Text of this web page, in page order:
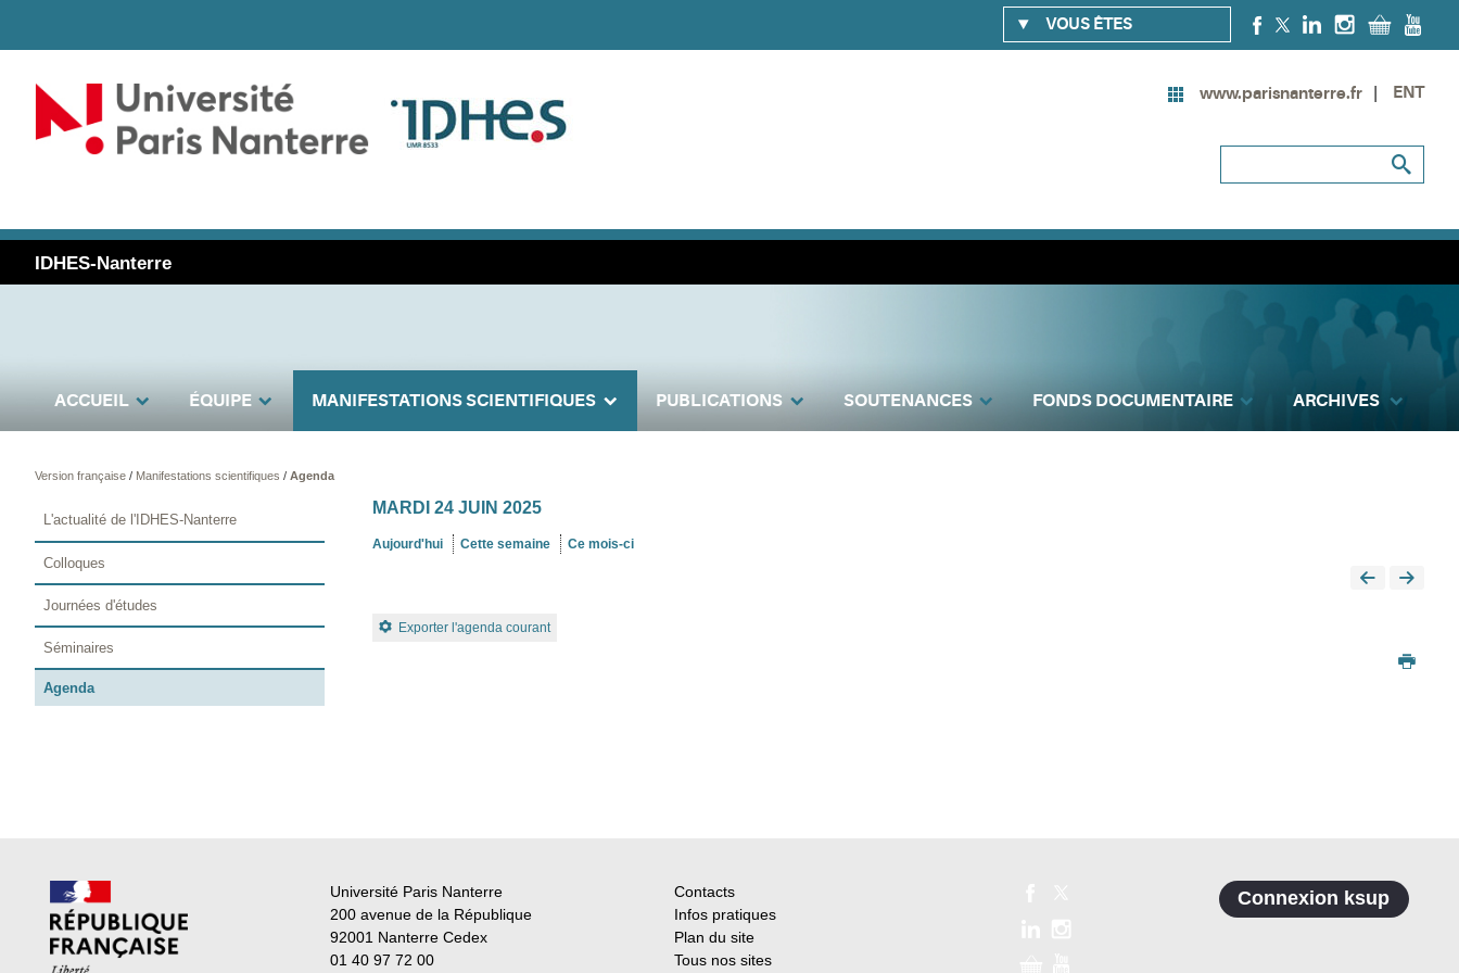
VOUS ÊTES
www.parisnanterre.fr ENT
IDHES-Nanterre
ACCUEIL ÉQUIPE MANIFESTATIONS SCIENTIFIQUES PUBLICATIONS SOUTENANCES FONDS DOCUMENTAIRE ARCHIVES
Version française/ Manifestations scientifiques/ Agenda
MARDI 24 JUIN 2025
Aujourd'hui Cette semaine Ce mois-ci
Exporter l'agenda courant
L'actualité de l'IDHES-Nanterre
Colloques
Journées d'études
Séminaires
Agenda
Université Paris Nanterre
200 avenue de la République
92001 Nanterre Cedex
01 40 97 72 00
Contacts
Infos pratiques
Plan du site
Tous nos sites
Connexion ksup